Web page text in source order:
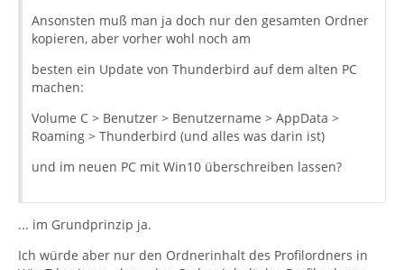
Ansonsten muß man ja doch nur den gesamten Ordner
kopieren, aber vorher wohl noch am
besten ein Update von Thunderbird auf dem alten PC
machen:
Volume C > Benutzer > Benutzername > AppData >
Roaming > Thunderbird (und alles was darin ist)
und im neuen PC mit Win10 überschreiben lassen?
... im Grundprinzip ja.
Ich würde aber nur den Ordnerinhalt des Profilordners in